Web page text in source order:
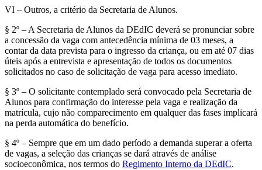
VI – Outros, a critério da Secretaria de Alunos.
§ 2º – A Secretaria de Alunos da DEdIC deverá se pronunciar sobre
a concessão da vaga com antecedência mínima de 03 meses, a
contar da data prevista para o ingresso da criança, ou em até 07 dias
úteis após a entrevista e apresentação de todos os documentos
solicitados no caso de solicitação de vaga para acesso imediato.
§ 3º – O solicitante contemplado será convocado pela Secretaria de
Alunos para confirmação do interesse pela vaga e realização da
matrícula, cujo não comparecimento em qualquer das fases implicará
na perda automática do benefício.
§ 4º – Sempre que em um dado período a demanda superar a oferta
de vagas, a seleção das crianças se dará através de análise
socioeconômica, nos termos do Regimento Interno da DEdIC.